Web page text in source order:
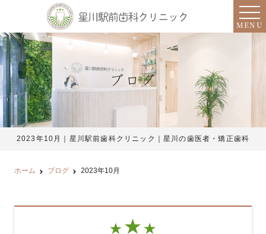
MENU
ブログ
2023年10月｜星川駅前歯科クリニック｜星川の歯医者・矯正歯科
ホーム ブログ 2023年10月